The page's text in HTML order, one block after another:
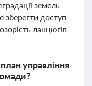
земель
зберегти доступ
ланцюгів
управління